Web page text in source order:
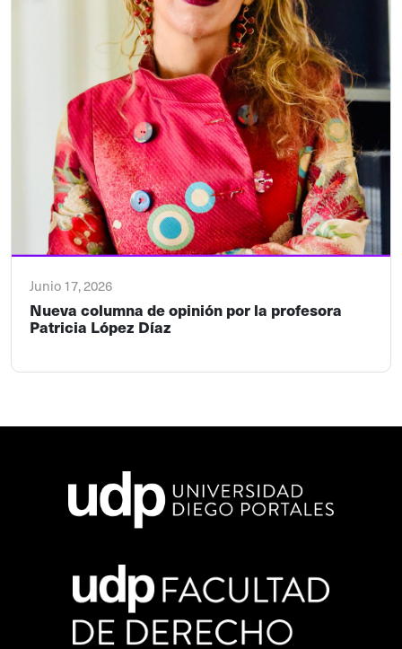
Junio 17, 2026
Nueva columna de opinión por la profesora
Patricia López Díaz